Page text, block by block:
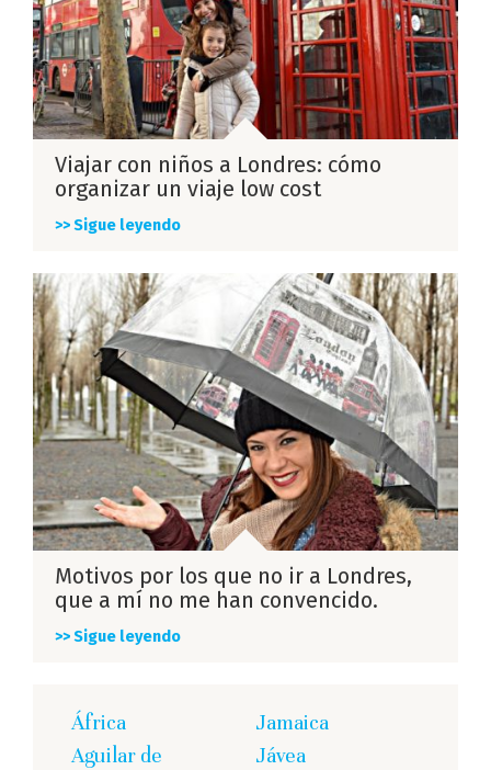
Viajar con niños a Londres: cómo
organizar un viaje low cost
>> Sigue leyendo
Motivos por los que no ir a Londres,
que a mí no me han convencido.
>> Sigue leyendo
África
Aguilar de
Jamaica
Jávea